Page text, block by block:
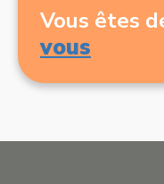
Vous êtes
vous